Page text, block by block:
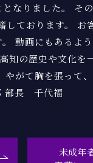
なりました。 そ
ております。
動画にもあるよ
の歴史や文化
がて胸を張って
部長 千代福
未成年